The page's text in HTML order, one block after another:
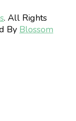
. All Rights
By Blossom